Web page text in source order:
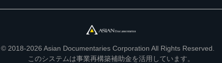
© 2018-2026 Asian Documentaries Corporation All Rights Reserved.
このシステムは事業再構築補助金を活用しています。